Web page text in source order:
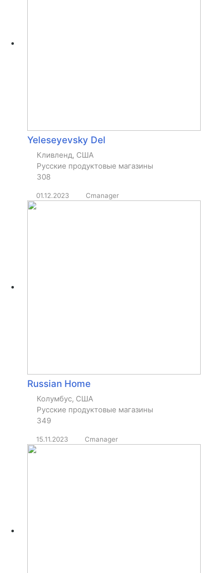
Yeleseyevsky Del
Кливленд, США
Русские продуктовые магазины
308
01.12.2023 Cmanager
Russian Home
Колумбус, США
Русские продуктовые магазины
349
15.11.2023 Cmanager